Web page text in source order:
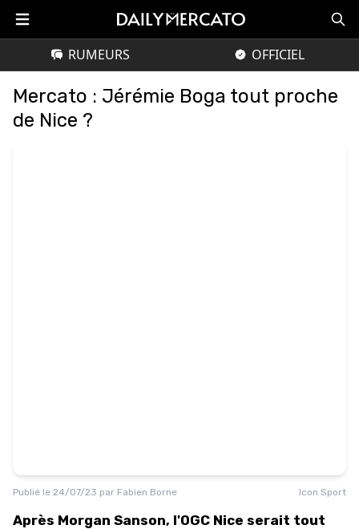
RUMEURS OFFICIEL
Mercato : Jérémie Boga tout proche
de Nice ?
Publié le 24/07/23 par Fabien Borne Icon Sport
Après Morgan Sanson, l'OGC Nice serait tout